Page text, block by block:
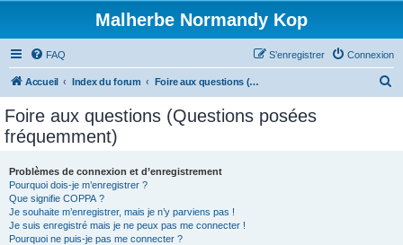
Malherbe Normandy Kop
FAQ Connexion
S’enregistrer
Accueil Index du forum Foire aux questions (Questions posées fréquemment)
Foire aux questions (Questions posées
fréquemment)
Problèmes de connexion et d’enregistrement
Pourquoi dois-je m’enregistrer ?
Que signifie COPPA ?
Je souhaite m’enregistrer, mais je n’y parviens pas !
Je suis enregistré mais je ne peux pas me connecter !
Pourquoi ne puis-je pas me connecter ?